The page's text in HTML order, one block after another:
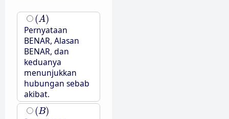
(A)
(A)
Pernyataan
BENAR, Alasan
BENAR, dan
keduanya
menunjukkan
hubungan sebab
akibat.
(B)
(B)